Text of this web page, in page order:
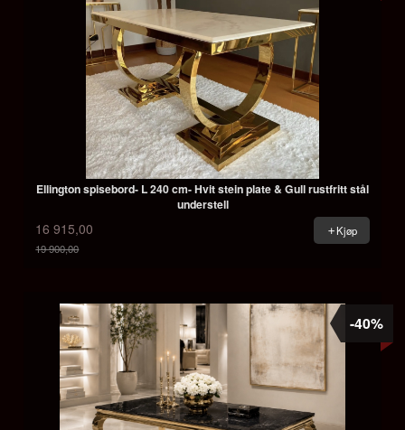
Ellington spisebord- L 240 cm- Hvit stein plate & Gull rustfritt stål
understell
16 915,00
19 900,00
Kjøp
-40%